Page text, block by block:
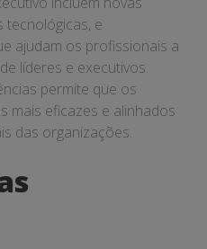
tecnológicas, e
ajudam os profissionais a
líderes e executivos.
permite que os
mais eficazes e alinhados
das organizações.